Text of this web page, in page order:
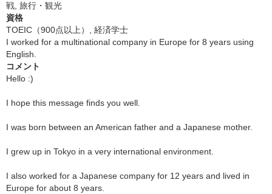
戦, 旅行・観光
資格
TOEIC（900点以上）, 経済学士
I worked for a multinational company in Europe for 8 years using
English.
コメント
Hello :)
I hope this message finds you well.
I was born between an American father and a Japanese mother.
I grew up in Tokyo in a very international environment.
I also worked for a Japanese company for 12 years and lived in
Europe for about 8 years.